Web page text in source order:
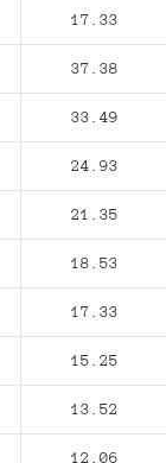
17.33
37.38
33.49
24.93
21.35
18.53
17.33
15.25
13.52
12.06